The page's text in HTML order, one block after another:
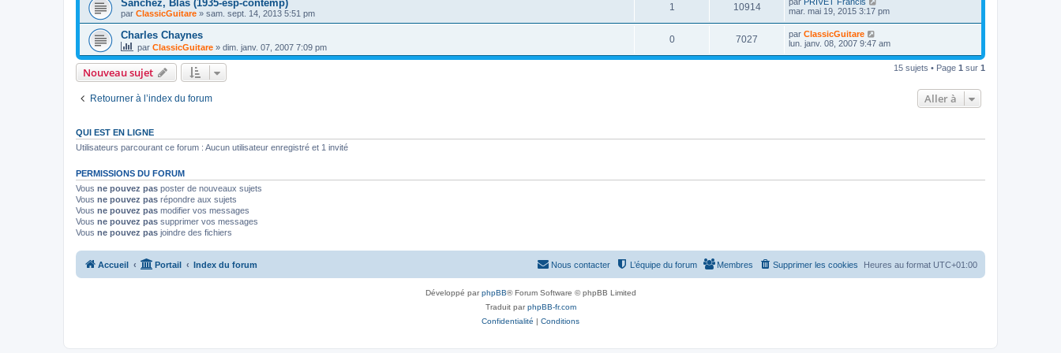
s
a
g
e
n
s
s
m
e
s
s
a
g
e
o
n
i
e
r
m
e
s
s
Sanchez, Blas (1935-esp-contemp)
par ClassicGuitare » sam. sept. 14, 2013 5:51 pm
1
é
10914V
u
e
i
e
r
mar. mai 19, 2015 3:17 pm
Charles Chaynes
par ClassicGuitare » dim. janv. 07, 2007 7:09 pm
0R
é
s
s
7027
u
D
e
n
a
par ClassicGuitare
lun. janv. 08, 2007 9:47 am
Nouveau sujet 15 sujets • Page 1 sur 1
Retourner à l’index du forum Aller à
QUI EST EN LIGNE
Utilisateurs parcourant ce forum : Aucun utilisateur enregistré et 1 invité
PERMISSIONS DU FORUM
Vous ne pouvez pas poster de nouveaux sujets
Vous ne pouvez pas répondre aux sujets
Vous ne pouvez pas modifier vos messages
Vous ne pouvez pas supprimer vos messages
Vous ne pouvez pas joindre des fichiers
Accueil Portail Index du forum Heures au format UTC+01:00
Supprimer les cookies
Membres
L’équipe du forum
Nous contacter
Développé parphpBB® Forum Software © phpBB Limited
Traduit parphpBB-fr.com
Confidentialité | Conditions